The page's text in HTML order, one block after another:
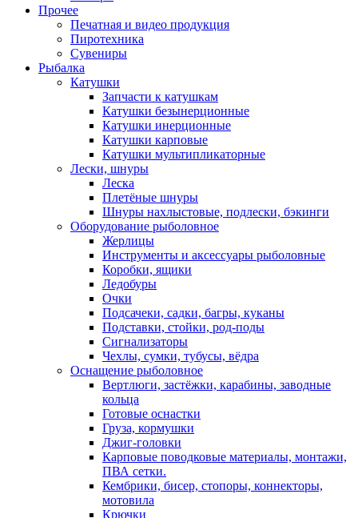
Прочее
Печатная и видео продукция
Пиротехника
Сувениры
Рыбалка
Катушки
Запчасти к катушкам
Катушки безынерционные
Катушки инерционные
Катушки карповые
Катушки мультипликаторные
Лески, шнуры
Леска
Плетёные шнуры
Шнуры нахлыстовые, подлески, бэкинги
Оборудование рыболовное
Жерлицы
Инструменты и аксессуары рыболовные
Коробки, ящики
Ледобуры
Очки
Подсачеки, садки, багры, куканы
Подставки, стойки, род-поды
Сигнализаторы
Чехлы, сумки, тубусы, вёдра
Оснащение рыболовное
Вертлюги, застёжки, карабины, заводные
кольца
Готовые оснастки
Груза, кормушки
Джиг-головки
Карповые поводковые материалы, монтажи,
ПВА сетки.
Кембрики, бисер, стопоры, коннекторы,
мотовила
Крючки